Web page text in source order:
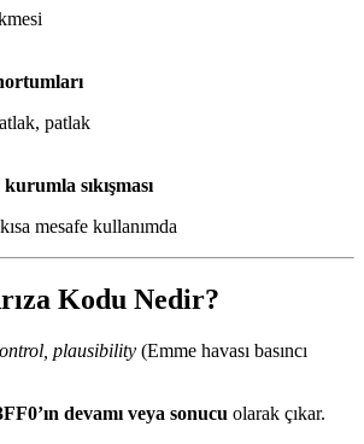
patlak
sıkışması
mesafe kullanımda
Kodu Nedir?
plausibility (Emme havası basıncı
devamı veya sonucu olarak çıkar.